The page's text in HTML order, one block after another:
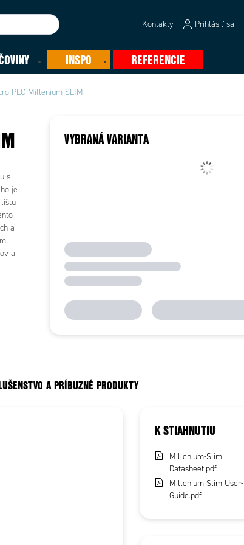
Kontakty Prihlásiť sa
INSPO REFERENCIE
PLC Millenium SLIM
s
je
a
a
VYBRANÁ VARIANTA
A PRÍBUZNÉ PRODUKTY
K STIAHNUTIU
Millenium-Slim
Datasheet.pdf
Millenium Slim User-
Guide.pdf